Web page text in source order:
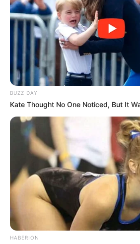
BUZZ DAY
Kate Thought No One Noticed, But It
HABERION